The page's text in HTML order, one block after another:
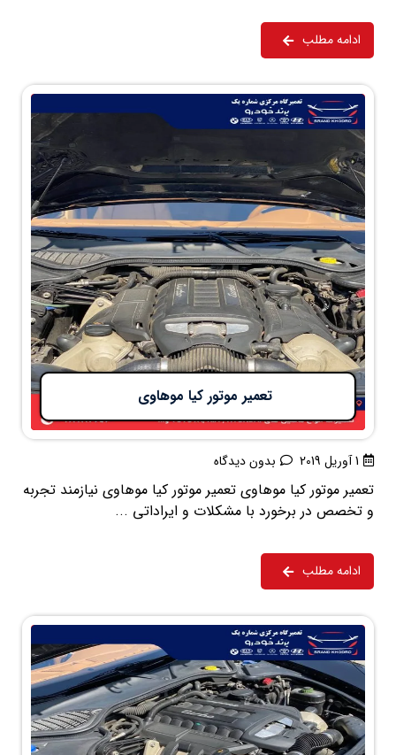
ادامه مطلب
تعمیر موتور کیا موهاوی
1 آوریل 2019 بدون دیدگاه
تعمیر موتور کیا موهاوی تعمیر موتور کیا موهاوی نیازمند تجربه
و تخصص در برخورد با مشکلات و ایراداتی ...
ادامه مطلب